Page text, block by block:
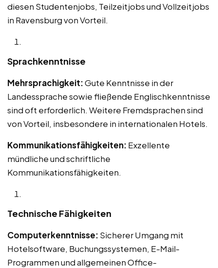
diesen Studentenjobs, Teilzeitjobs und Vollzeitjobs
in Ravensburg von Vorteil.
Sprachkenntnisse
Mehrsprachigkeit:Gute Kenntnisse in der
Landessprache sowie fließende Englischkenntnisse
sind oft erforderlich. Weitere Fremdsprachen sind
von Vorteil, insbesondere in internationalen Hotels.
Kommunikationsfähigkeiten: Exzellente
mündliche und schriftliche
Kommunikationsfähigkeiten.
Technische Fähigkeiten
Computerkenntnisse: Sicherer Umgang mit
Hotelsoftware, Buchungssystemen, E-Mail-
Programmen und allgemeinen Office-